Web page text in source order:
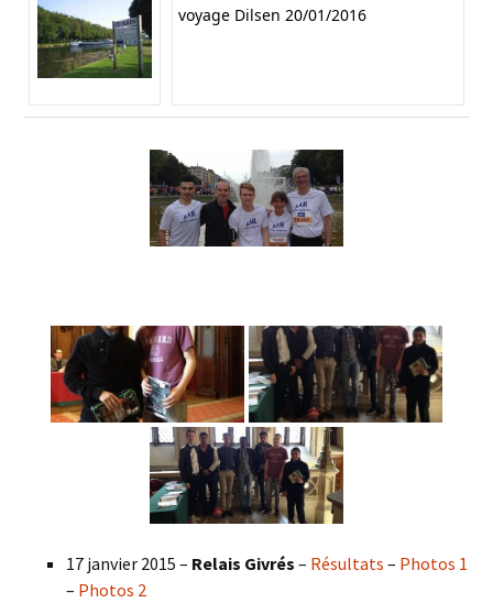
voyage Dilsen 20/01/2016
17 janvier 2015 – Relais Givrés – Résultats – Photos 1
– Photos 2